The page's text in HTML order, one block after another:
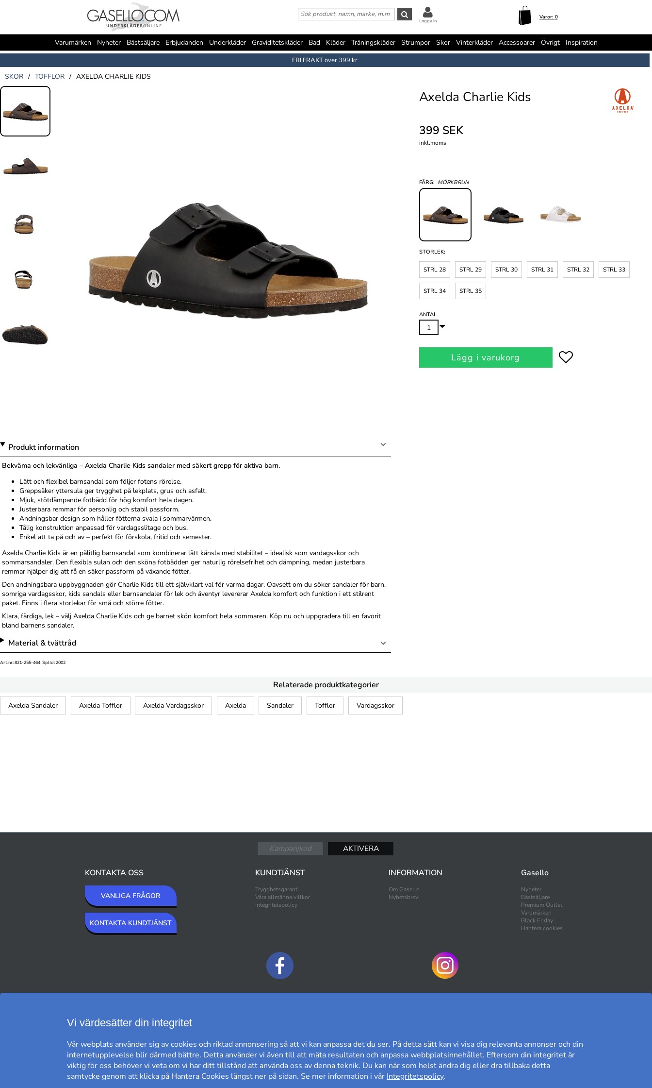
Varor: 0
Logga in
Varumärken Nyheter Bästsäljare Erbjudanden Underkläder Graviditetskläder Bad Kläder Träningskläder Strumpor Skor Vinterkläder Accessoarer Övrigt Inspiration
FRI FRAKTöver 399 kr
SKOR / TOFFLOR / AXELDA CHARLIE KIDS
Axelda Charlie Kids
399 SEK
inkl.moms
FÄRG: MÖRKBRUN
STORLEK:
STRL 28 STRL 29 STRL 30 STRL 31 STRL 32 STRL 33
STRL 34 STRL 35
ANTAL
Lägg i varukorg
Produkt information
Bekväma och lekvänliga – Axelda Charlie Kids sandaler med säkert grepp för aktiva barn.
Lätt och flexibel barnsandal som följer fotens rörelse.
Greppsäker yttersula ger trygghet på lekplats, grus och asfalt.
Mjuk, stötdämpande fotbädd för hög komfort hela dagen.
Justerbara remmar för personlig och stabil passform.
Andningsbar design som håller fötterna svala i sommarvärmen.
Tålig konstruktion anpassad för vardagsslitage och bus.
Enkel att ta på och av – perfekt för förskola, fritid och semester.
Axelda Charlie Kids är en pålitlig barnsandal som kombinerar lätt känsla med stabilitet – idealisk som vardagsskor och
sommarsandaler. Den flexibla sulan och den sköna fotbädden ger naturlig rörelsefrihet och dämpning, medan justerbara
remmar hjälper dig att få en säker passform på växande fötter.
Den andningsbara uppbyggnaden gör Charlie Kids till ett självklart val för varma dagar. Oavsett om du söker sandaler för barn,
somriga vardagsskor, kids sandals eller barnsandaler för lek och äventyr levererar Axelda komfort och funktion i ett stilrent
paket. Finns i flera storlekar för små och större fötter.
Klara, färdiga, lek – välj Axelda Charlie Kids och ge barnet skön komfort hela sommaren. Köp nu och uppgradera till en favorit
bland barnens sandaler.
Material & tvättråd
Art.nr: 821-255-464 SplId: 2002
Relaterade produktkategorier
Axelda Sandaler Axelda Tofflor Axelda Vardagsskor Axelda Sandaler Tofflor Vardagsskor
KONTAKTA OSS
VANLIGA FRÅGOR
KONTAKTA KUNDTJÄNST
KUNDTJÄNST
Trygghetsgaranti
Våra allmänna villkor
Integritetspolicy
INFORMATION
Om Gasello
Nyhetsbrev
Gasello
Nyheter
Bästsäljare
Premium Outlet
Varumärken
Black Friday
Hantera cookies
Kundomdöme på Prisjakt
Vi värdesätter din integritet
Vår webplats använder sig av cookies och riktad annonsering så att vi kan anpassa det du ser. På detta sätt kan vi visa dig relevanta annonser och din
internetupplevelse blir därmed bättre. Detta använder vi även till att mäta resultaten och anpassa webbplatsinnehållet. Eftersom din integritet är
viktig för oss behöver vi veta om vi har ditt tillstånd att använda oss av denna teknik. Du kan när som helst ändra dig eller dra tillbaka detta
samtycke genom att klicka på Hantera Cookies längst ner på sidan. Se mer information i vår Integritetspolicy.